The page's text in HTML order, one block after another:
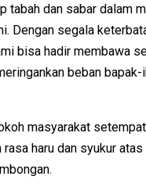
tabah dan sabar dalam
Dengan segala
bisa hadir membawa
beban bapak-
masyarakat
rasa haru dan syukur